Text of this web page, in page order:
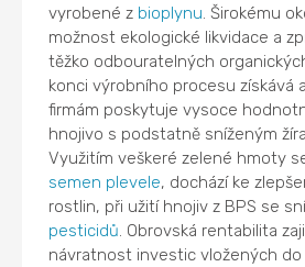
vyrobené z bioplynu . Širokému
možnost ekologické likvidace a
těžko odbouratelných
konci výrobního procesu získává
firmám poskytuje vysoce
hnojivo s podstatně sníženým
Využitím veškeré zelené hmoty
semen plevele, dochází ke
rostlin, při užití hnojiv z BPS se
pesticidů . Obrovská rentabilita
návratnost investic vložených do